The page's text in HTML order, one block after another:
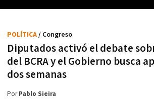
Diputados activó el debate
del BCRA y el Gobierno busca
dos semanas
POLÍTICA/ Congreso
PorPablo Sieira